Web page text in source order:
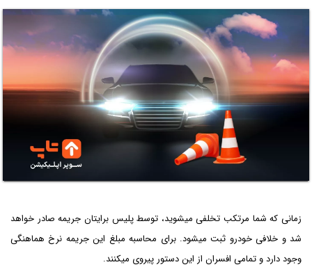
زمانی که شما مرتکب تخلفی می­شوید، توسط پلیس برای­تان جریمه صادر خواهد
شد و خلافی خودرو ثبت می­شود. برای محاسبه مبلغ این جریمه نرخ هماهنگی
وجود دارد و تمامی افسران از این دستور پیروی می­کنند.